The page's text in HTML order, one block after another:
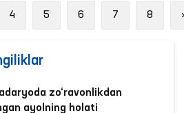
4 5 6 7 8
zo‘ravonlikdan
ayolning holati